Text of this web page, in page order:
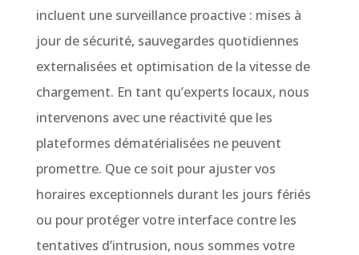
incluent une surveillance proactive : mises à
jour de sécurité, sauvegardes quotidiennes
externalisées et optimisation de la vitesse de
chargement. En tant qu’experts locaux, nous
intervenons avec une réactivité que les
plateformes dématérialisées ne peuvent
promettre. Que ce soit pour ajuster vos
horaires exceptionnels durant les jours fériés
ou pour protéger votre interface contre les
tentatives d’intrusion, nous sommes votre